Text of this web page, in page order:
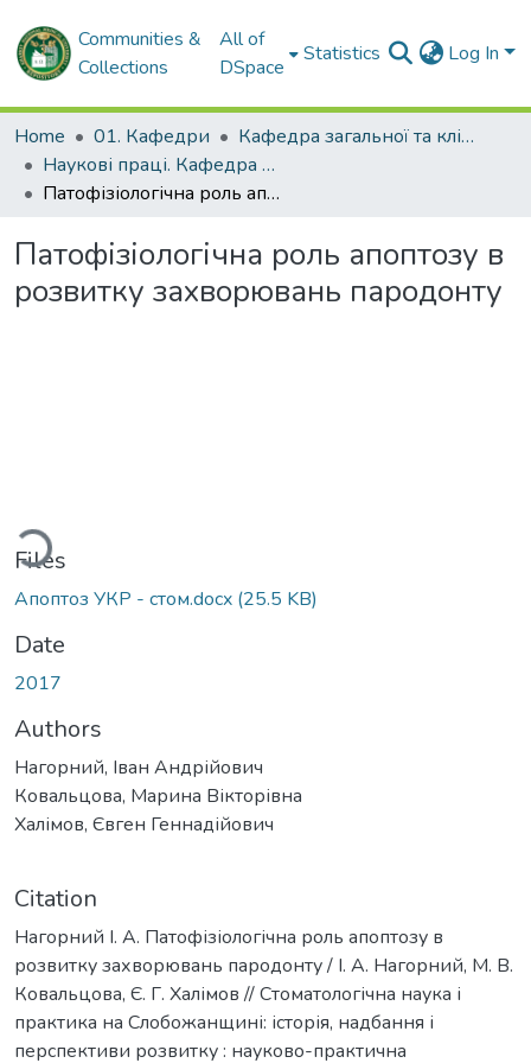
Communities &
Collections
All of
DSpace
Statistics Log In
Home 01. Кафедри
Кафедра загальної та клінічної патологічної фізіології імені Д.О. Альперна
Наукові праці. Кафедра загальної та клінічної патофізіології імені Д.О. Альперна
Патофізіологічна роль апоптозу в розвитку захворювань пародонту
Патофізіологічна роль апоптозу в
розвитку захворювань пародонту
Files
Апоптоз УКР - стом.docx (25.5 KB)
Date
2017
Authors
Нагорний, Іван Андрійович
Ковальцова, Марина Вікторівна
Халімов, Євген Геннадійович
Citation
Нагорний І. А. Патофізіологічна роль апоптозу в
розвитку захворювань пародонту / І. А. Нагорний, М. В.
Ковальцова, Є. Г. Халімов // Стоматологічна наука і
практика на Слобожанщині: історія, надбання і
перспективи розвитку : науково-практична